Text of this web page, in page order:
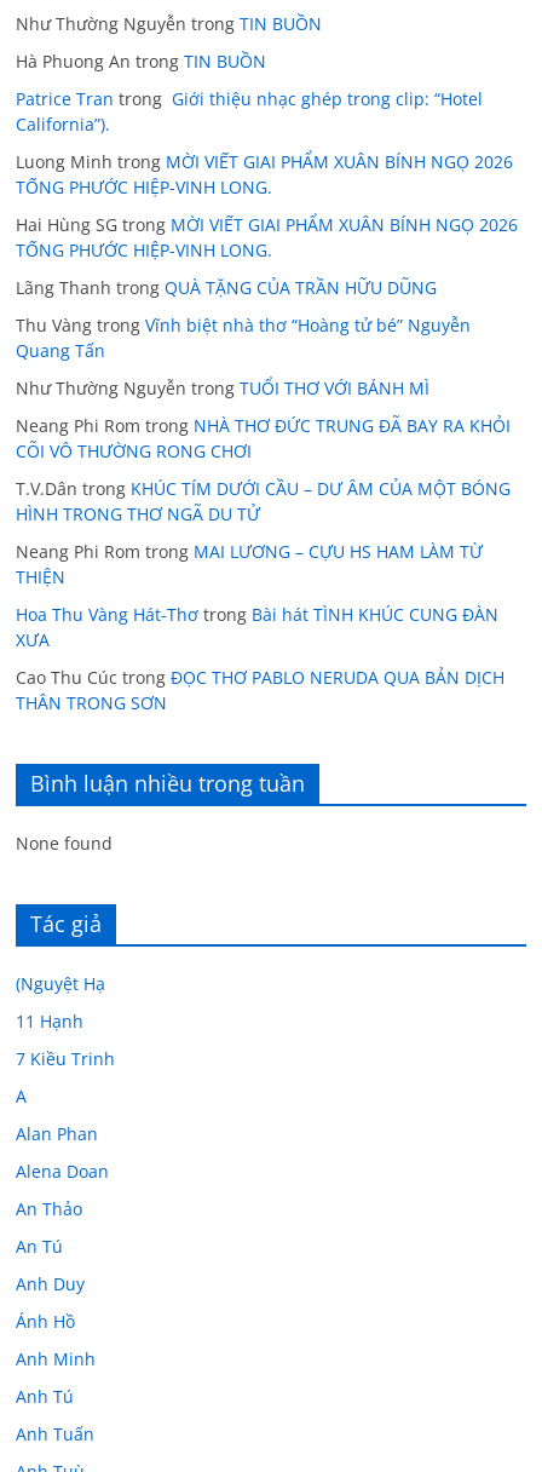
Như Thường Nguyễn trongTIN BUỒN
Hà Phuong An trongTIN BUỒN
Patrice Tran trong Giới thiệu nhạc ghép trong clip: “Hotel
California”).
Luong Minh trong MỜI VIẾT GIAI PHẨM XUÂN BÍNH NGỌ 2026
TỐNG PHƯỚC HIỆP-VINH LONG.
Hai Hùng SG trong MỜI VIẾT GIAI PHẨM XUÂN BÍNH NGỌ 2026
TỐNG PHƯỚC HIỆP-VINH LONG.
Lãng Thanh trongQUÀ TẶNG CỦA TRẦN HỮU DŨNG
Thu Vàng trongVĩnh biệt nhà thơ “Hoàng tử bé” Nguyễn
Quang Tấn
Như Thường Nguyễn trongTUỔI THƠ VỚI BÁNH MÌ
Neang Phi Rom trong NHÀ THƠ ĐỨC TRUNG ĐÃ BAY RA KHỎI
CÕI VÔ THƯỜNG RONG CHƠI
T.V.Dân trong KHÚC TÍM DƯỚI CẦU – DƯ ÂM CỦA MỘT BÓNG
HÌNH TRONG THƠ NGÃ DU TỬ
Neang Phi Rom trong MAI LƯƠNG – CỰU HS HAM LÀM TỪ
THIỆN
Hoa Thu Vàng Hát-Thơ trong Bài hát TÌNH KHÚC CUNG ĐÀN
XƯA
Cao Thu Cúc trongĐỌC THƠ PABLO NERUDA QUA BẢN DỊCH
THÂN TRONG SƠN
Bình luận nhiều trong tuần
None found
Tác giả
(Nguyệt Hạ
11 Hạnh
7 Kiều Trinh
A
Alan Phan
Alena Doan
An Thảo
An Tú
Anh Duy
Ánh Hồ
Anh Minh
Anh Tú
Anh Tuấn